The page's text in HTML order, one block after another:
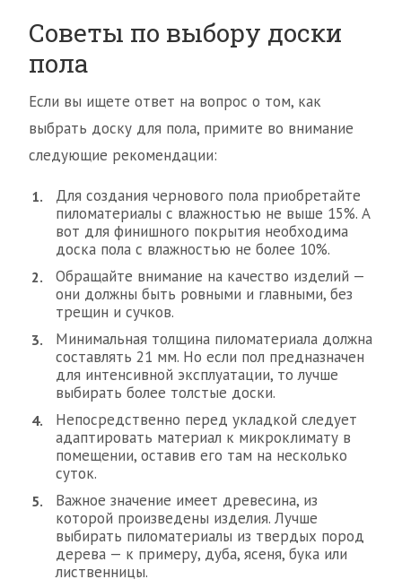
Советы по выбору доски
пола
Если вы ищете ответ на вопрос о том, как
выбрать доску для пола, примите во внимание
следующие рекомендации:
Для создания чернового пола приобретайте
пиломатериалы с влажностью не выше 15%. А
вот для финишного покрытия необходима
доска пола с влажностью не более 10%.
Обращайте внимание на качество изделий —
они должны быть ровными и главными, без
трещин и сучков.
Минимальная толщина пиломатериала должна
составлять 21 мм. Но если пол предназначен
для интенсивной эксплуатации, то лучше
выбирать более толстые доски.
Непосредственно перед укладкой следует
адаптировать материал к микроклимату в
помещении, оставив его там на несколько
суток.
Важное значение имеет древесина, из
которой произведены изделия. Лучше
выбирать пиломатериалы из твердых пород
дерева — к примеру, дуба, ясеня, бука или
лиственницы.